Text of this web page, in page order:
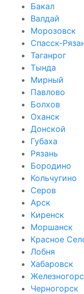
Бакал
Валдай
Морозовск
Спасск-
Таганрог
Тында
Мирный
Павлово
Болхов
Оханск
Донской
Губаха
Рязань
Бородино
Кольчугино
Серов
Арск
Киренск
Моршанск
Красное
Лобня
Хабаровск
Черногорск